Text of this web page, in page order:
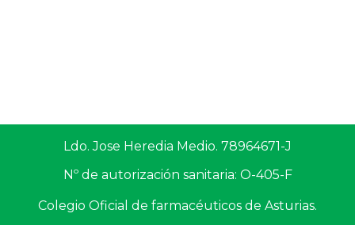
Ldo. Jose Heredia Medio. 78964671-J
Nº de autorización sanitaria: O-405-F
Colegio Oficial de farmacéuticos de Asturias.